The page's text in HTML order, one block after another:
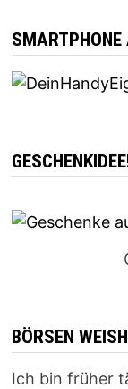
SMARTPHONE
BÖRSEN
Ich bin früher